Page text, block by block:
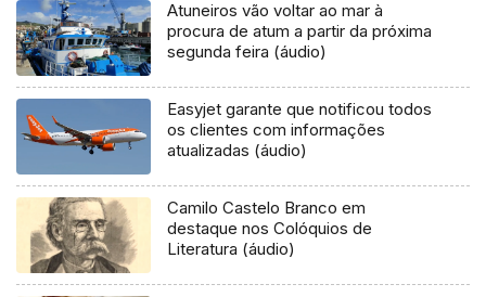
Atuneiros vão voltar ao mar à
procura de atum a partir da próxima
segunda feira (áudio)
Easyjet garante que notificou todos
os clientes com informações
atualizadas (áudio)
Camilo Castelo Branco em
destaque nos Colóquios de
Literatura (áudio)